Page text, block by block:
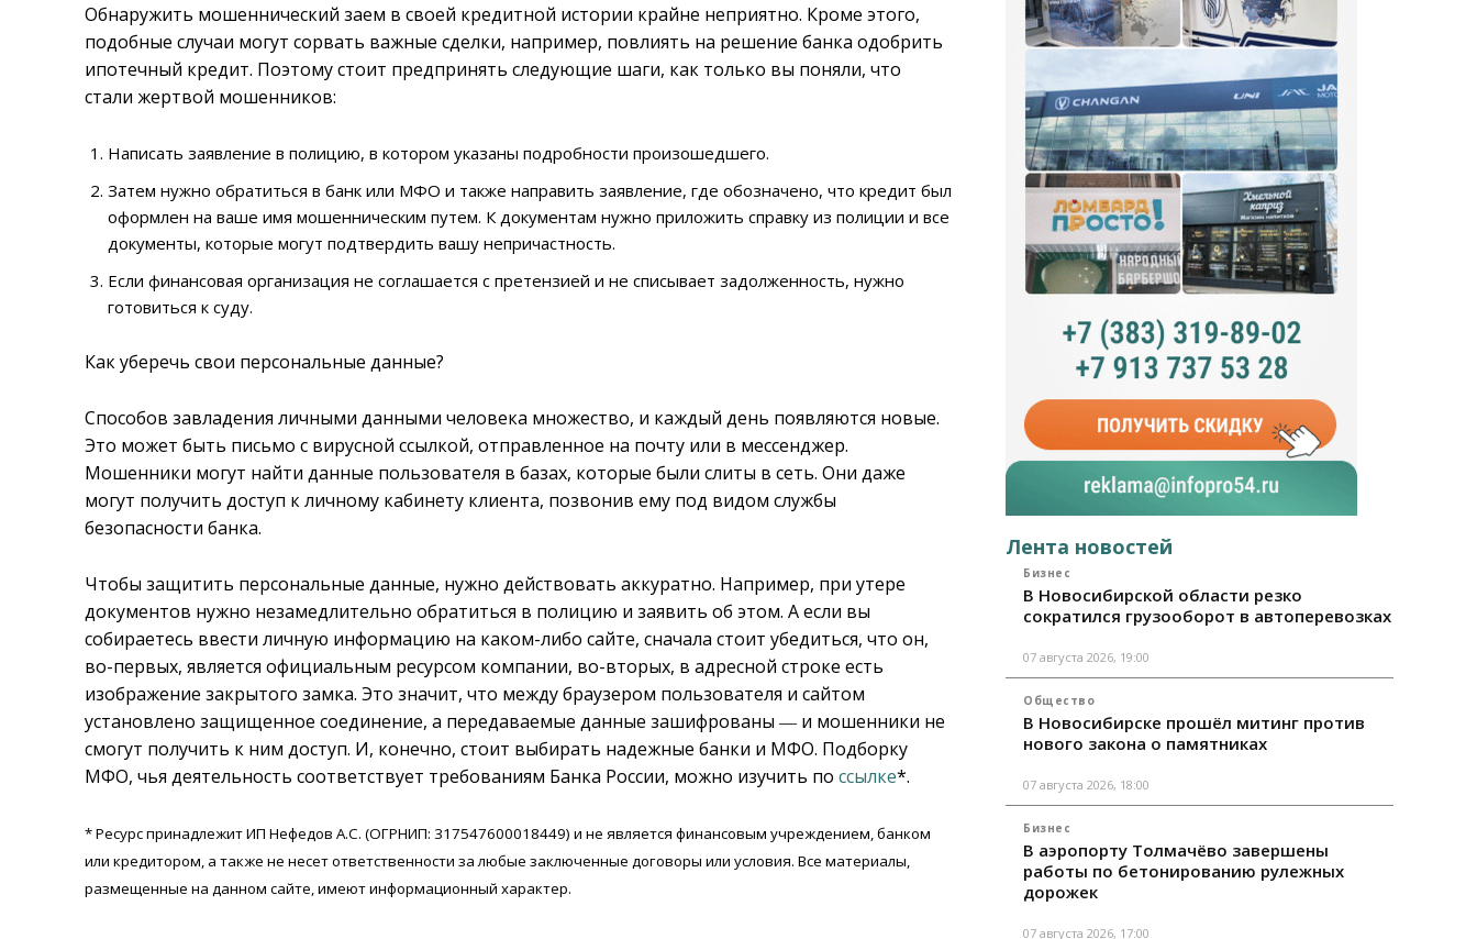
Обнаружить мошеннический заем в своей кредитной истории крайне неприятно. Кроме этого,
подобные случаи могут сорвать важные сделки, например, повлиять на решение банка одобрить
ипотечный кредит. Поэтому стоит предпринять следующие шаги, как только вы поняли, что
стали жертвой мошенников:
Написать заявление в полицию, в котором указаны подробности произошедшего.
Затем нужно обратиться в банк или МФО и также направить заявление, где обозначено, что кредит был
оформлен на ваше имя мошенническим путем. К документам нужно приложить справку из полиции и все
документы, которые могут подтвердить вашу непричастность.
Если финансовая организация не соглашается с претензией и не списывает задолженность, нужно
готовиться к суду.
Как уберечь свои персональные данные?
Способов завладения личными данными человека множество, и каждый день появляются новые.
Это может быть письмо с вирусной ссылкой, отправленное на почту или в мессенджер.
Мошенники могут найти данные пользователя в базах, которые были слиты в сеть. Они даже
могут получить доступ к личному кабинету клиента, позвонив ему под видом службы
безопасности банка.
Чтобы защитить персональные данные, нужно действовать аккуратно. Например, при утере
документов нужно незамедлительно обратиться в полицию и заявить об этом. А если вы
собираетесь ввести личную информацию на каком-либо сайте, сначала стоит убедиться, что он,
во-первых, является официальным ресурсом компании, во-вторых, в адресной строке есть
изображение закрытого замка. Это значит, что между браузером пользователя и сайтом
установлено защищенное соединение, а передаваемые данные зашифрованы ― и мошенники не
смогут получить к ним доступ. И, конечно, стоит выбирать надежные банки и МФО. Подборку
МФО, чья деятельность соответствует требованиям Банка России, можно изучить поссылке*.
* Ресурс принадлежит ИП Нефедов А.С. (ОГРНИП: 317547600018449) и не является финансовым учреждением, банком
или кредитором, а также не несет ответственности за любые заключенные договоры или условия. Все материалы,
размещенные на данном сайте, имеют информационный характер.
Лента новостей
Бизнес
В Новосибирской области резко
сократился грузооборот в автоперевозках
07 августа 2026, 19:00
Общество
В Новосибирске прошёл митинг против
нового закона о памятниках
07 августа 2026, 18:00
Бизнес
В аэропорту Толмачёво завершены
работы по бетонированию рулежных
дорожек
07 августа 2026, 17:00